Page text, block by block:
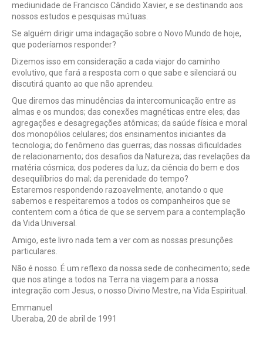
mediunidade de Francisco Cândido Xavier, e se destinando aos
nossos estudos e pesquisas mútuas.
Se alguém dirigir uma indagação sobre o Novo Mundo de hoje,
que poderíamos responder?
Dizemos isso em consideração a cada viajor do caminho
evolutivo, que fará a resposta com o que sabe e silenciará ou
discutirá quanto ao que não aprendeu.
Que diremos das minudências da intercomunicação entre as
almas e os mundos; das conexões magnéticas entre eles; das
agregações e desagregações atômicas; da saúde física e moral
dos monopólios celulares; dos ensinamentos iniciantes da
tecnologia; do fenômeno das guerras; das nossas dificuldades
de relacionamento; dos desafios da Natureza; das revelações da
matéria cósmica; dos poderes da luz; da ciência do bem e dos
desequilíbrios do mal; da perenidade do tempo?
Estaremos respondendo razoavelmente, anotando o que
sabemos e respeitaremos a todos os companheiros que se
contentem com a ótica de que se servem para a contemplação
da Vida Universal.
Amigo, este livro nada tem a ver com as nossas presunções
particulares.
Não é nosso. É um reflexo da nossa sede de conhecimento; sede
que nos atinge a todos na Terra na viagem para a nossa
integração com Jesus, o nosso Divino Mestre, na Vida Espiritual.
Emmanuel
Uberaba, 20 de abril de 1991